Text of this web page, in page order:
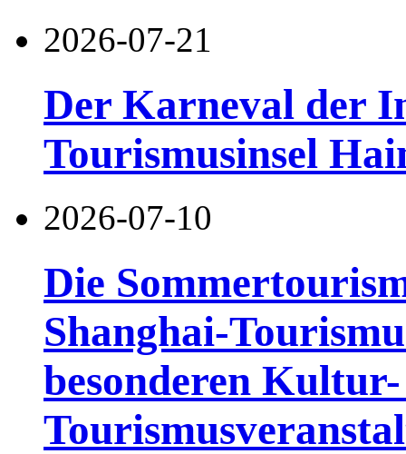
2026-07-21
Der Karneval der
Tourismusinsel
2026-07-10
Die
Shanghai-
besonderen